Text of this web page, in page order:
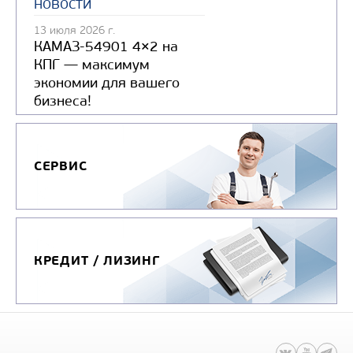
13 июля 2026 г.
КАМАЗ-54901 4×2 на
КПГ — максимум
экономии для вашего
бизнеса!
СЕРВИС
КРЕДИТ / ЛИЗИНГ